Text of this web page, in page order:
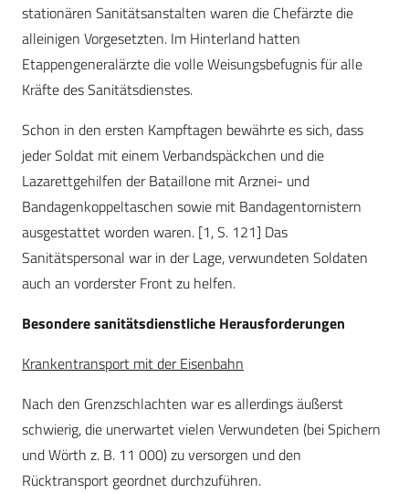
stationären Sanitätsanstalten waren die Chefärzte die
alleinigen Vorgesetzten. Im Hinterland hatten
Etappengeneralärzte die volle Weisungsbefugnis für alle
Kräfte des Sanitätsdienstes.
Schon in den ersten Kampftagen bewährte es sich, dass
jeder Soldat mit einem Verbandspäckchen und die
Lazarettgehilfen der Bataillone mit Arznei- und
Bandagenkoppeltaschen sowie mit Bandagentornistern
ausgestattet worden waren. [1, S. 121] Das
Sanitätspersonal war in der Lage, verwundeten Soldaten
auch an vorderster Front zu helfen.
Besondere sanitätsdienstliche Herausforderungen
Krankentransport mit der Eisenbahn
Nach den Grenzschlachten war es allerdings äußerst
schwierig, die unerwartet vielen Verwundeten (bei Spichern
und Wörth z. B. 11 000) zu versorgen und den
Rücktransport geordnet durchzuführen.